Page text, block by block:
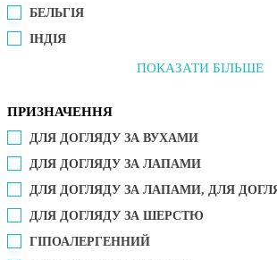
БЕЛЬГІЯ
ІНДІЯ
ПОКАЗАТИ БІЛЬШЕ
ПРИЗНАЧЕННЯ
ДЛЯ ДОГЛЯДУ ЗА ВУХАМИ
ДЛЯ ДОГЛЯДУ ЗА ЛАПАМИ
ДЛЯ ДОГЛЯДУ ЗА ЛАПАМИ, ДЛЯ
ДЛЯ ДОГЛЯДУ ЗА ШЕРСТЮ
ГІПОАЛЕРГЕННИЙ